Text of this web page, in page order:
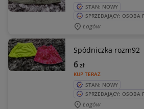
STAN: NOWY
SPRZEDAJĄCY: OSOBA
Łagów
Spódniczka rozm92
KUP TERAZ
6zł
STAN: NOWY
SPRZEDAJĄCY: OSOBA
Łagów